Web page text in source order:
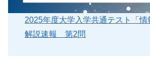
2025年度大学入学共通テスト「
解説速報 第2問